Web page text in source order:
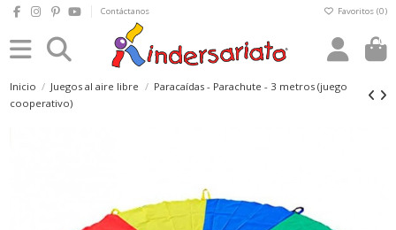
Contáctanos Favoritos (0)
0
Inicio Juegos al aire libre
Paracaídas - Parachute - 3 metros (juego
cooperativo)